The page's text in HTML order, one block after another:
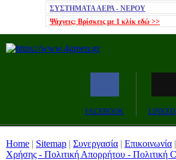
ΣΥΣΤΗΜΑΤΑ ΑΕΡΑ - ΝΕΡΟΥ
Ψάχνεις; Βρίσκεις με 1 κλίκ εδώ >>
FACEBOOK
Home | Sitemap | Συνεργασία | Επικοινωνία |
Χρήσης - Πολιτική Απορρήτου - Πολιτική